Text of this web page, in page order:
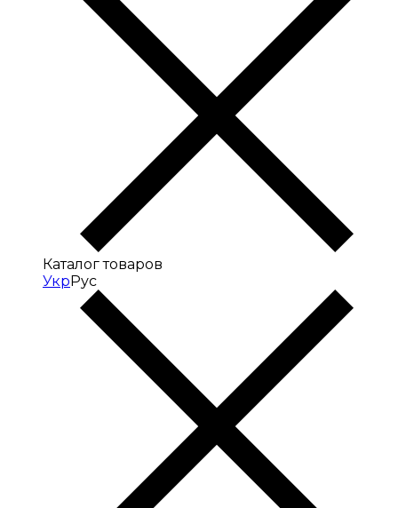
Каталог товаров
УкрРус